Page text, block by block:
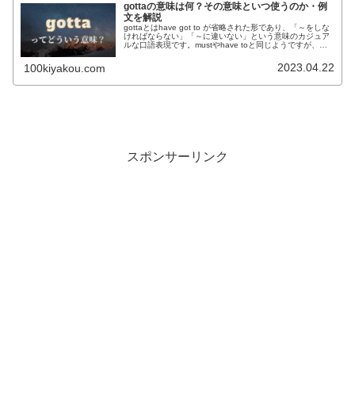
gottaの意味は何？その意味といつ使うのか・例
文を解説
gottaとはhave got to が省略された形であり、「～をしな
ければならない」「～に違いない」という意味のカジュア
ルな口語表現です。mustやhave toと同じようですが、若
100kiyakou.com 2023.04.22
スポンサーリンク